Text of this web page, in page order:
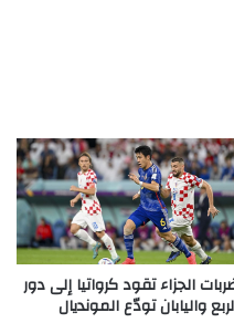
الجزاء تقود كرواتيا إلى دور
واليابان تودّع المونديال